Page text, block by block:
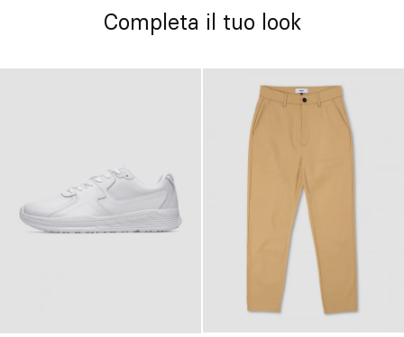
Completa il tuo look